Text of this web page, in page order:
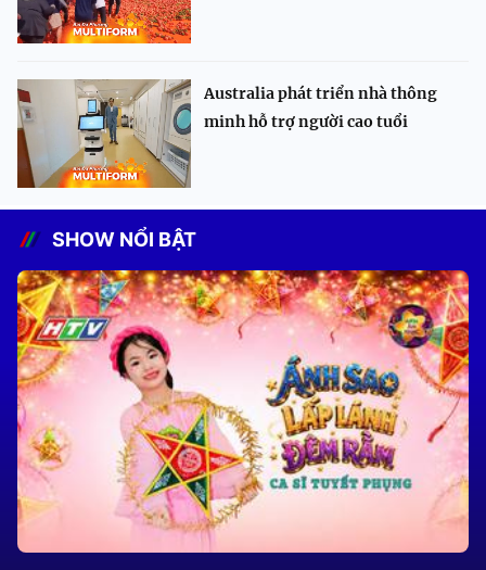
Australia phát triển nhà thông
minh hỗ trợ người cao tuổi
SHOW NỔI BẬT